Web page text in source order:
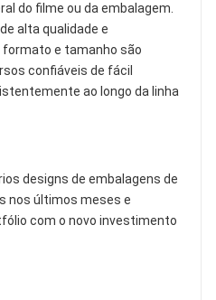
do filme ou da embalagem.
alta qualidade e
e tamanho são
confiáveis de fácil
ao longo da linha
designs de embalagens de
nos últimos meses e
com o novo investimento